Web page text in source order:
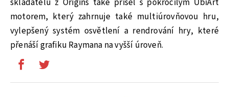
motorem, který zahrnuje také multiúrovňovou hru,
vylepšený systém osvětlení a rendrování hry, které
přenáší grafiku Raymana na vyšší úroveň.